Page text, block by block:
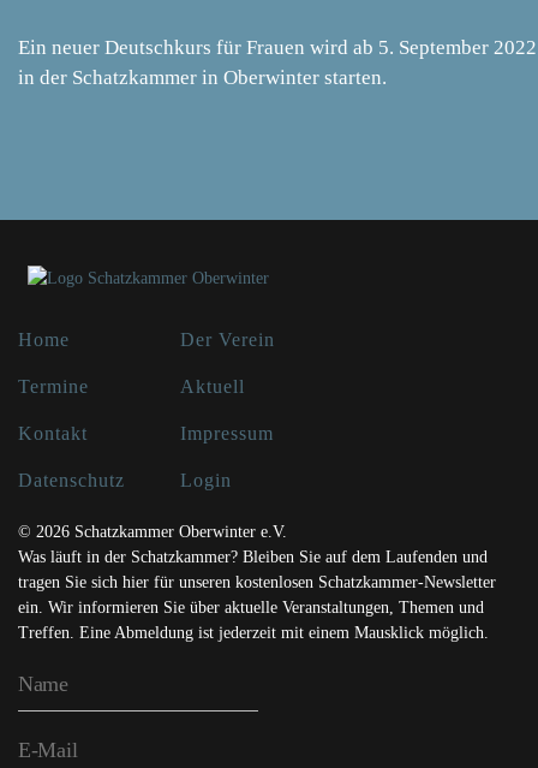
Ein neuer Deutschkurs für Frauen wird ab 5. September 2022
in der Schatzkammer in Oberwinter starten.
Home Der Verein
Termine Aktuell
Kontakt Impressum
Datenschutz Login
© 2026 Schatzkammer Oberwinter e.V.
Was läuft in der Schatzkammer? Bleiben Sie auf dem Laufenden und
tragen Sie sich hier für unseren kostenlosen Schatzkammer-Newsletter
ein. Wir informieren Sie über aktuelle Veranstaltungen, Themen und
Treffen. Eine Abmeldung ist jederzeit mit einem Mausklick möglich.